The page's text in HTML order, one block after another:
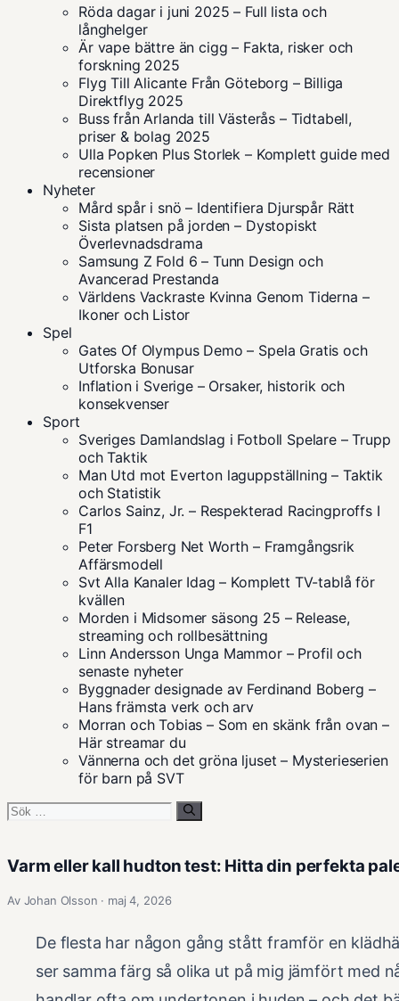
Röda dagar i juni 2025 – Full lista och
långhelger
Är vape bättre än cigg – Fakta, risker och
forskning 2025
Flyg Till Alicante Från Göteborg – Billiga
Direktflyg 2025
Buss från Arlanda till Västerås – Tidtabell,
priser & bolag 2025
Ulla Popken Plus Storlek – Komplett guide med
recensioner
Nyheter
Mård spår i snö – Identifiera Djurspår Rätt
Sista platsen på jorden – Dystopiskt
Överlevnadsdrama
Samsung Z Fold 6 – Tunn Design och
Avancerad Prestanda
Världens Vackraste Kvinna Genom Tiderna –
Ikoner och Listor
Spel
Gates Of Olympus Demo – Spela Gratis och
Utforska Bonusar
Inflation i Sverige – Orsaker, historik och
konsekvenser
Sport
Sveriges Damlandslag i Fotboll Spelare – Trupp
och Taktik
Man Utd mot Everton laguppställning – Taktik
och Statistik
Carlos Sainz, Jr. – Respekterad Racingproffs I
F1
Peter Forsberg Net Worth – Framgångsrik
Affärsmodell
Svt Alla Kanaler Idag – Komplett TV-tablå för
kvällen
Morden i Midsomer säsong 25 – Release,
streaming och rollbesättning
Linn Andersson Unga Mammor – Profil och
senaste nyheter
Byggnader designade av Ferdinand Boberg –
Hans främsta verk och arv
Morran och Tobias – Som en skänk från ovan –
Här streamar du
Vännerna och det gröna ljuset – Mysterieserien
för barn på SVT
Sök
Varm eller kall hudton test: Hitta din perfekta
Av Johan Olsson · maj 4, 2026
De flesta har någon gång stått framför en
ser samma färg så olika ut på mig jämfört med